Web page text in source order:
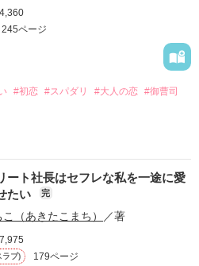
245ページ
#初恋 #スパダリ #大人の恋 #御曹司
抱いていた美桜。
けに二人の関係は壊れてしまう。
桜は両親の離婚によって
も離れ離れになった。
ート社長はセフレな私を一途に愛
たい
完
（あきたこまち） ／著
ラブ) 179ページ